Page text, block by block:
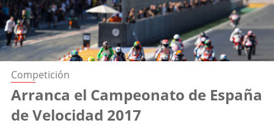
Competición
Arranca el Campeonato de España
de Velocidad 2017